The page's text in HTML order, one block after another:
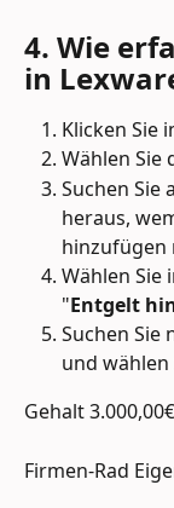
4. Wie
in
Klicken Sie
Wählen Sie
Suchen Sie
heraus,
hinzufügen
Wählen Sie
"Entgelt
Suchen Sie
und wählen
Gehalt 3.000,00€
Firmen-Rad